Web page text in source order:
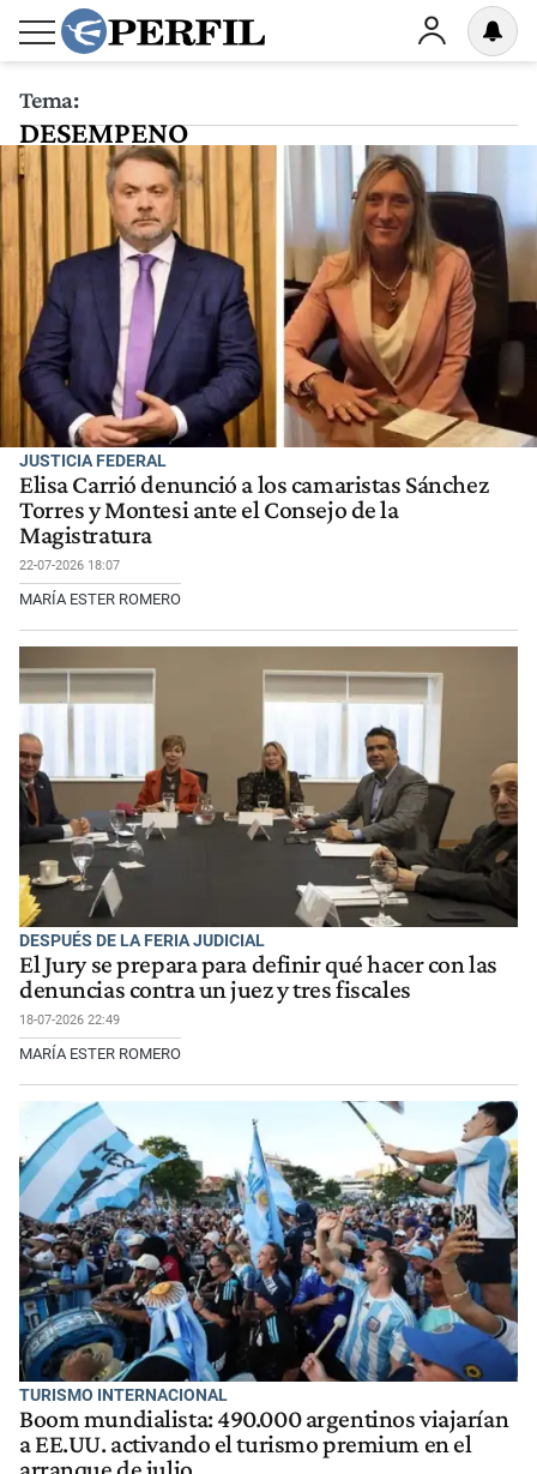
Tema:
DESEMPENO
JUSTICIA FEDERAL
Elisa Carrió denunció a los camaristas Sánchez
Torres y Montesi ante el Consejo de la
Magistratura
22-07-2026 18:07
MARÍA ESTER ROMERO
DESPUÉS DE LA FERIA JUDICIAL
El Jury se prepara para definir qué hacer con las
denuncias contra un juez y tres fiscales
18-07-2026 22:49
MARÍA ESTER ROMERO
TURISMO INTERNACIONAL
Boom mundialista: 490.000 argentinos viajarían
a EE.UU. activando el turismo premium en el